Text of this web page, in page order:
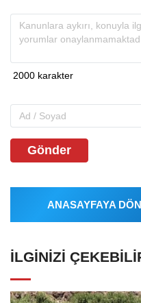
Gönder
ANASAYFAYA
İLGINIZI